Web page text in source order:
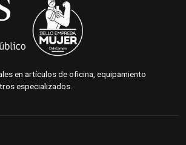
en artículos de oficina, equipamiento
especializados.